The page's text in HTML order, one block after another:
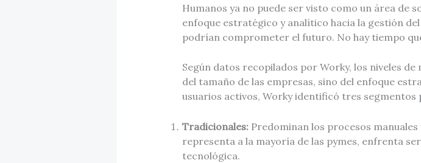
Humanos ya no puede ser visto como un área de
enfoque estratégico y analítico hacia la gestión
podrían comprometer el futuro. No hay tiempo
Según datos recopilados por Worky, los niveles
del tamaño de las empresas, sino del enfoque
usuarios activos, Worky identificó tres segmentos
Tradicionales:Predominan los procesos
representa a la mayoría de las pymes, enfrenta
tecnológica.